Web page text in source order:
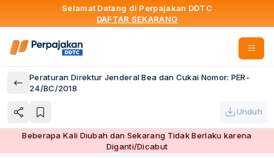
Selamat Datang di Perpajakan DDTC
DAFTAR SEKARANG
Peraturan Direktur Jenderal Bea dan Cukai Nomor: PER-
24/BC/2018
Unduh
Beberapa Kali Diubah dan Sekarang Tidak Berlaku karena
Diganti/Dicabut